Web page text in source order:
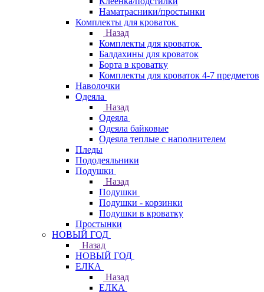
Наматрасники/простынки
Комплекты для кроваток
Назад
Комплекты для кроваток
Балдахины для кроваток
Борта в кроватку
Комплекты для кроваток 4-7 предметов
Наволочки
Одеяла
Назад
Одеяла
Одеяла байковые
Одеяла теплые с наполнителем
Пледы
Пододеяльники
Подушки
Назад
Подушки
Подушки - корзинки
Подушки в кроватку
Простынки
НОВЫЙ ГОД
Назад
НОВЫЙ ГОД
ЕЛКА
Назад
ЕЛКА